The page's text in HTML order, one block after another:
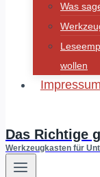
Was
wollen
Impressum
Das Richtige
Werkzeugkasten für